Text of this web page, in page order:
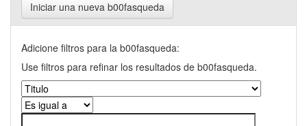
Iniciar una nueva b00fasqueda
Adicione filtros para la b00fasqueda:
Use filtros para refinar los resultados de b00fasqueda.